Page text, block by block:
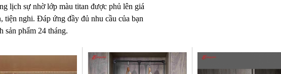
lịch sự nhờ lớp màu titan được phủ lên giá
tiện nghi. Đáp ứng đầy đủ nhu cầu của bạn
sản phẩm 24 tháng.